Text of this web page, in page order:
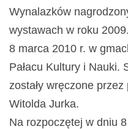
Wynalazków
wystawach w roku
8 marca 2010 r. w
Pałacu Kultury i Nauki.
zostały wręczone
Witolda Jurka.
Na rozpoczętej w dniu